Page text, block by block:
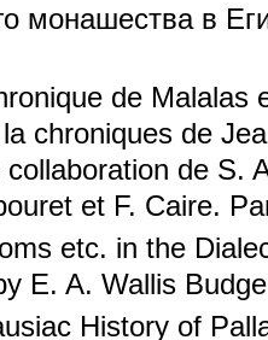
монашества в
de Malalas
chroniques de
de S.
et F. Caire.
etc. in the
E. A. Wallis
History of